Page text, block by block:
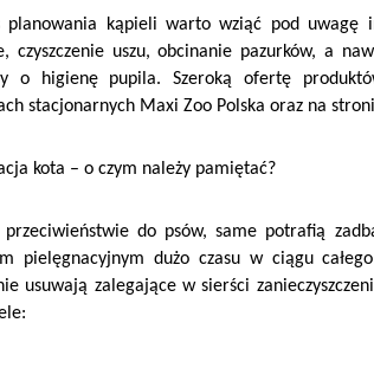
planowania kąpieli warto wziąć pod uwagę
czyszczenie uszu, obcinanie pazurków, a
o higienę pupila. Szeroką ofertę
stacjonarnych Maxi Zoo Polska oraz na
kota – o czym należy pamiętać?
przeciwieństwie do psów, same potrafią
pielęgnacyjnym dużo czasu w ciągu
usuwają zalegające w sierści